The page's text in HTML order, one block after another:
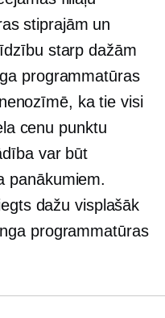
stiprajām un
starp dažām
programmatūras
ka tie visi
cenu punktu
var būt
panākumiem.
dažu visplašāk
programmatūras